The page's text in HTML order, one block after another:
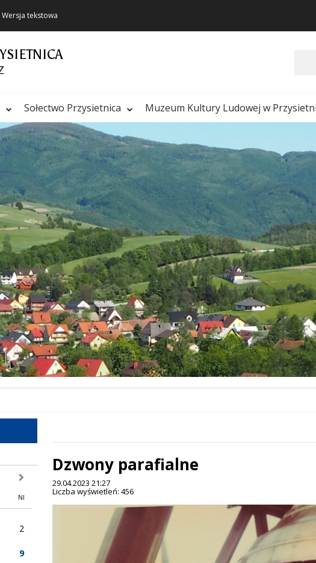
Wersja tekstowa
Sołectwo Przysietnica Muzeum Kultury Ludowej w
następny miesiąc
NI
2
9
Dzwony parafialne
29.04.2023 21:27
Liczba wyświetleń: 456